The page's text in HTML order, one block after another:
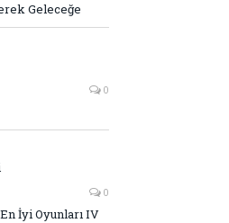
Geleceğe
0
0
İyi Oyunları IV